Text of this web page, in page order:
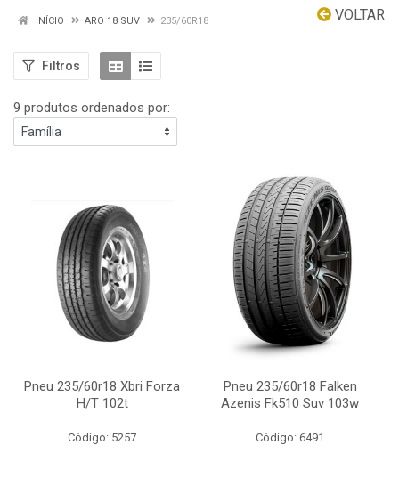
VOLTAR
INÍCIO ARO 18 SUV 235/60R18
Filtros
9 produtos ordenados por:
Pneu 235/60r18 Xbri Forza
H/T 102t
Código: 5257
Pneu 235/60r18 Falken
Azenis Fk510 Suv 103w
Código: 6491